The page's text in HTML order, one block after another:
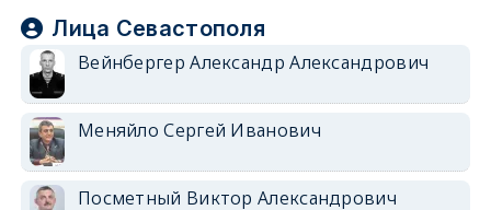
Лица Севастополя
Вейнбергер Александр Александрович
Меняйло Сергей Иванович
Посметный Виктор Александрович